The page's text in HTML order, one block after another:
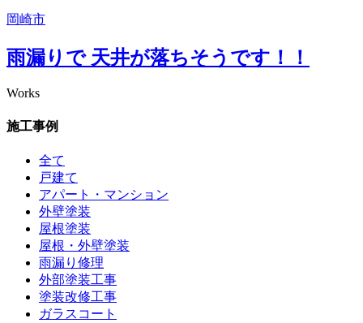
岡崎市
雨漏りで 天井が落ちそうです！！
Works
施工事例
全て
戸建て
アパート・マンション
外壁塗装
屋根塗装
屋根・外壁塗装
雨漏り修理
外部塗装工事
塗装改修工事
ガラスコート